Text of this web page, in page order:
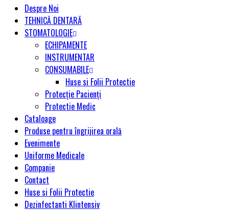
Despre Noi
TEHNICĂ DENTARĂ
STOMATOLOGIE
ECHIPAMENTE
INSTRUMENTAR
CONSUMABILE
Huse si Folii Protectie
Protecție Pacienți
Protectie Medic
Cataloage
Produse pentru îngrijirea orală
Evenimente
Uniforme Medicale
Companie
Contact
Huse si Folii Protectie
Dezinfectanti Klintensiv